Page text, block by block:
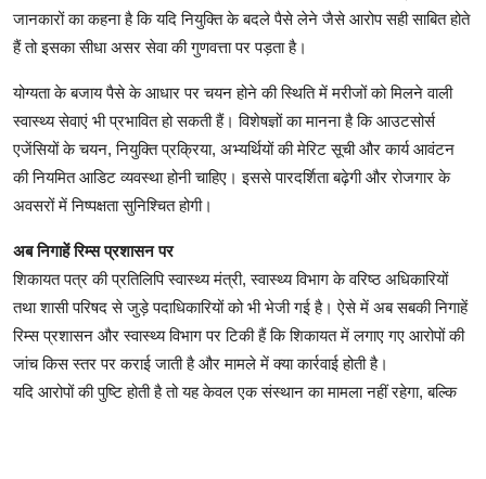
जानकारों का कहना है कि यदि नियुक्ति के बदले पैसे लेने जैसे आरोप सही साबित होते
हैं तो इसका सीधा असर सेवा की गुणवत्ता पर पड़ता है।
योग्यता के बजाय पैसे के आधार पर चयन होने की स्थिति में मरीजों को मिलने वाली
स्वास्थ्य सेवाएं भी प्रभावित हो सकती हैं। विशेषज्ञों का मानना है कि आउटसोर्स
एजेंसियों के चयन, नियुक्ति प्रक्रिया, अभ्यर्थियों की मेरिट सूची और कार्य आवंटन
की नियमित आडिट व्यवस्था होनी चाहिए। इससे पारदर्शिता बढ़ेगी और रोजगार के
अवसरों में निष्पक्षता सुनिश्चित होगी।
अब निगाहें रिम्स प्रशासन पर
शिकायत पत्र की प्रतिलिपि स्वास्थ्य मंत्री, स्वास्थ्य विभाग के वरिष्ठ अधिकारियों
तथा शासी परिषद से जुड़े पदाधिकारियों को भी भेजी गई है। ऐसे में अब सबकी निगाहें
रिम्स प्रशासन और स्वास्थ्य विभाग पर टिकी हैं कि शिकायत में लगाए गए आरोपों की
जांच किस स्तर पर कराई जाती है और मामले में क्या कार्रवाई होती है।
यदि आरोपों की पुष्टि होती है तो यह केवल एक संस्थान का मामला नहीं रहेगा, बल्कि